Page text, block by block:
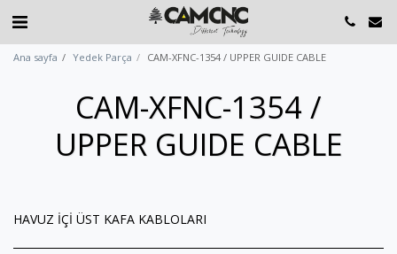
Ana sayfa Yedek Parça CAM-XFNC-1354 / UPPER GUIDE CABLE
CAM-XFNC-1354 /
UPPER GUIDE CABLE
HAVUZ İÇİ ÜST KAFA KABLOLARI